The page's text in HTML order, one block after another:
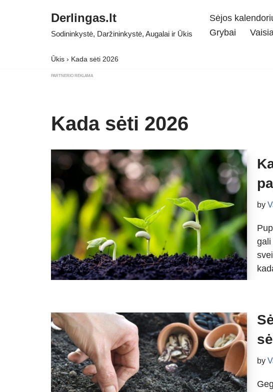
Derlingas.lt
Sodininkystė, Daržininkystė, Augalai ir Ūkis
Sėjos
Grybai
Ūkis › Kada sėti 2026
PARTNERIO REKLAMA
Kada sėti 2026
by
gali
by